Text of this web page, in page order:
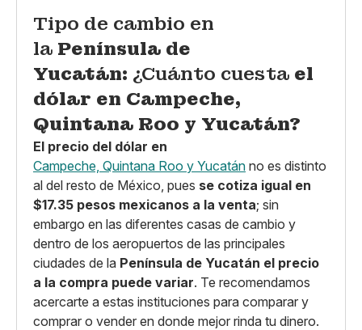
Tipo de cambio en
la Península de
Yucatán: ¿Cuánto cuesta el
dólar en Campeche,
Quintana Roo y Yucatán?
El precio del dólar en
Campeche, Quintana Roo y Yucatán no es distinto
al del resto de México, pues se cotiza igual en
$17.35 pesos mexicanos a la venta; sin
embargo en las diferentes casas de cambio y
dentro de los aeropuertos de las principales
ciudades de la Península de Yucatán el precio
a la compra puede variar. Te recomendamos
acercarte a estas instituciones para comparar y
comprar o vender en donde mejor rinda tu dinero.